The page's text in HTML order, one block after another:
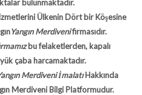
bulunmaktadır.
Ülkenin Dört bir Köşesine
Yangın Merdivenifirmasıdır.
bu felaketlerden, kapalı
çaba harcamaktadır.
Merdiveni İmalatıHakkında
Merdiveni Bilgi Platformudur.